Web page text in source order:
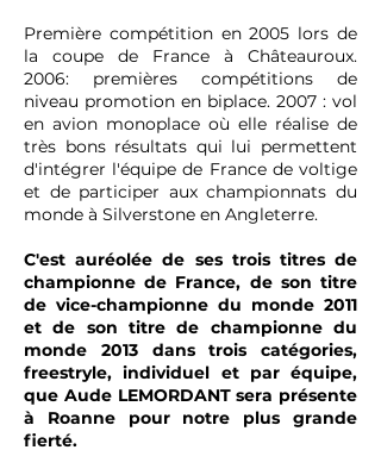
Première compétition en 2005 lors de
la coupe de France à Châteauroux.
2006: premières compétitions de
niveau promotion en biplace. 2007 : vol
en avion monoplace où elle réalise de
très bons résultats qui lui permettent
d'intégrer l'équipe de France de voltige
et de participer aux championnats du
monde à Silverstone en Angleterre.
C'est auréolée de ses trois titres de
championne de France, de son titre
de vice-championne du monde 2011
et de son titre de championne du
monde 2013 dans trois catégories,
freestryle, individuel et par équipe,
que Aude LEMORDANT sera présente
à Roanne pour notre plus grande
fierté.